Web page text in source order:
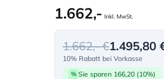
1.662,- Inkl. MwSt.
1.662,- €1.495,80
10% Rabatt bei Vorkasse
% Sie sparen 166,20 (10%)